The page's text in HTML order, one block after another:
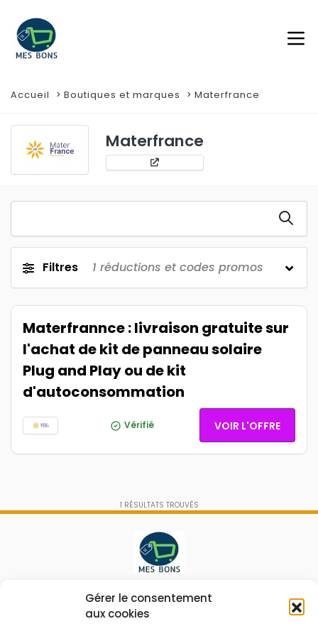
Gérer le consentement
aux cookies
Accueil Boutiques et marques Materfrance
Materfrance
Filtres 1 réductions et codes promos
Materfrannce : livraison gratuite sur
l'achat de kit de panneau solaire
Plug and Play ou de kit
d'autoconsommation
Vérifié VOIR L'OFFRE
1 RÉSULTATS TROUVÉS
Le prix peut être réduit !